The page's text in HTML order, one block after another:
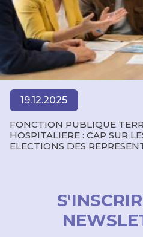
FONCTION PUBLIQUE
HOSPITALIERE : CAP SUR
ELECTIONS DES
19.12.2025